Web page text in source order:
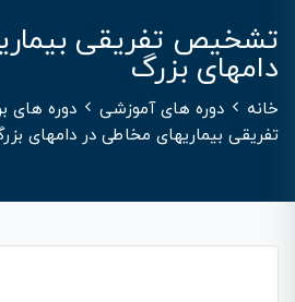
تشخیص تفریقی
دامهای بزرگ
خانه دوره های آموزشی دوره های
تفریقی بیماریهای مخاطی در دامهای